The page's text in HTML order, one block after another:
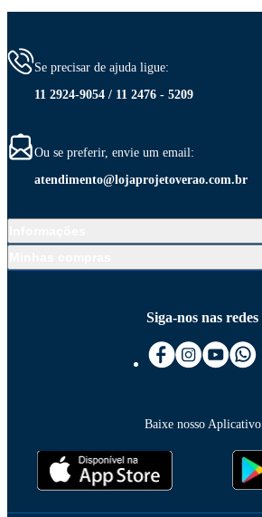
Se precisar de ajuda ligue:
11 2924-9054 / 11 2476 - 5209
Ou se preferir, envie um email:
atendimento@lojaprojetoverao.com.br
Siga-nos nas redes
Baixe nosso Aplicativo